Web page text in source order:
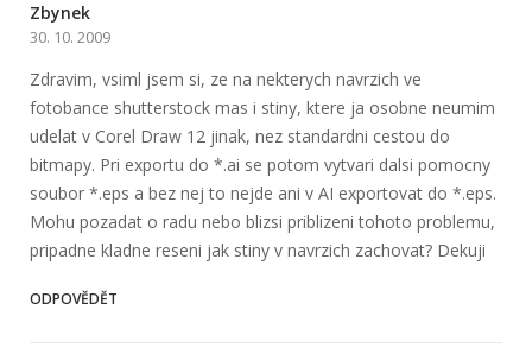
Zbynek
30. 10. 2009
Zdravim, vsiml jsem si, ze na nekterych navrzich ve
fotobance shutterstock mas i stiny, ktere ja osobne neumim
udelat v Corel Draw 12 jinak, nez standardni cestou do
bitmapy. Pri exportu do *.ai se potom vytvari dalsi pomocny
soubor *.eps a bez nej to nejde ani v AI exportovat do *.eps.
Mohu pozadat o radu nebo blizsi priblizeni tohoto problemu,
pripadne kladne reseni jak stiny v navrzich zachovat? Dekuji
ODPOVĚDĚT